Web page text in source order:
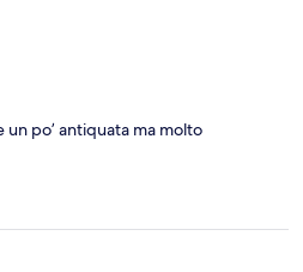
po’ antiquata ma molto